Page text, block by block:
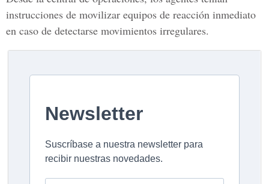
instrucciones de movilizar equipos de reacción inmediato
en caso de detectarse movimientos irregulares.